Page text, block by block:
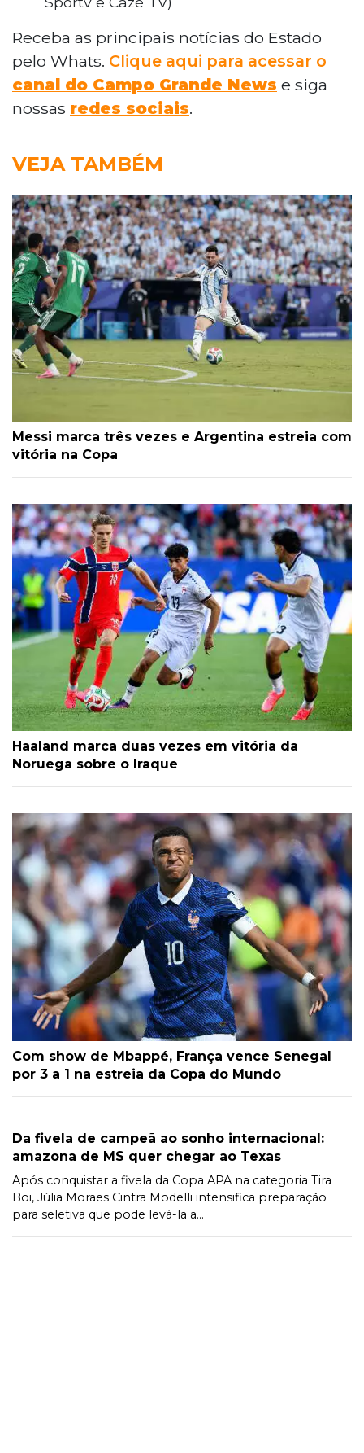
Receba as principais notícias do Estado
pelo Whats. Clique aqui para acessar o
canal do Campo Grande News e siga
nossas redes sociais.
VEJA TAMBÉM
Messi marca três vezes e Argentina estreia com
vitória na Copa
Haaland marca duas vezes em vitória da
Noruega sobre o Iraque
Com show de Mbappé, França vence Senegal
por 3 a 1 na estreia da Copa do Mundo
Da fivela de campeã ao sonho internacional:
amazona de MS quer chegar ao Texas
Após conquistar a fivela da Copa APA na categoria Tira
Boi, Júlia Moraes Cintra Modelli intensifica preparação
para seletiva que pode levá-la a...